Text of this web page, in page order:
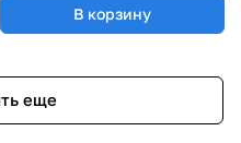
В корзину
еще